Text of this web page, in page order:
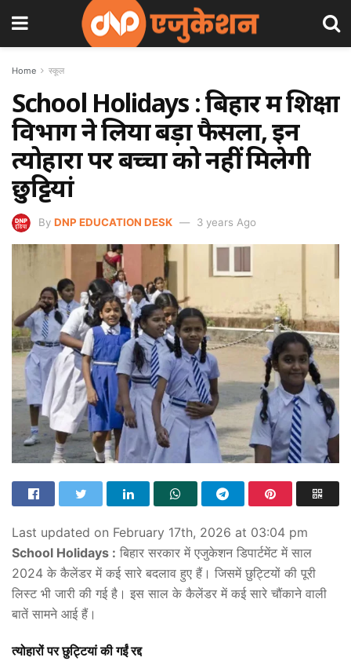
Home स्कूल
School Holidays : बिहार में शिक्षा
विभाग ने लिया बड़ा फैसला, इन
त्योहारों पर बच्चों को नहीं मिलेगी
छुट्टियां
By DNP EDUCATION DESK 3 years Ago
Last updated on February 17th, 2026 at 03:04 pm
School Holidays : बिहार सरकार में एजुकेशन डिपार्टमेंट में साल
2024 के कैलेंडर में कई सारे बदलाव हुए हैं। जिसमें छुट्टियों की पूरी
लिस्ट भी जारी की गई है। इस साल के कैलेंडर में कई सारे चौंकाने वाली
बातें सामने आई हैं।
त्योहारों पर छुट्टियां की गईं रद्द